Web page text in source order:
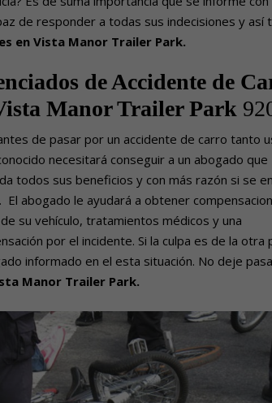
de responder a todas sus indecisiones y así
en Vista Manor Trailer Park.
de Accidente de
Manor Trailer Park
de pasar por un accidente de carro tanto
necesitará conseguir a un abogado que
todos sus beneficios y con más razón si se
El abogado le ayudará a obtener
su vehículo, tratamientos médicos y una
por el incidente. Si la culpa es de la otra
informado en el esta situación. No deje
Manor Trailer Park.